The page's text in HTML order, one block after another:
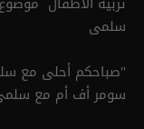
سلمى
"صباحكم أحلى مع
سومر أف أم مع